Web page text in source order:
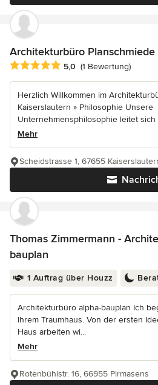
Architekturbüro
Durchschnittliche Bewertung: 5
5,0 (1 Bewertung)
Herzlich Willkommen im
Kaiserslautern » Philosophie Unsere
Unternehmensphilosophie leitet sich
Mehr
Scheidstrasse 1, 67655
Thomas Zimmermann -
bauplan
1 Auftrag über Houzz
Architekturbüro alpha-bauplan Ich
Ihrem Traumhaus. Von der ersten
Haus arbeiten wi...
Mehr
Rotenbühlstr. 16, 66955 Pirmasens